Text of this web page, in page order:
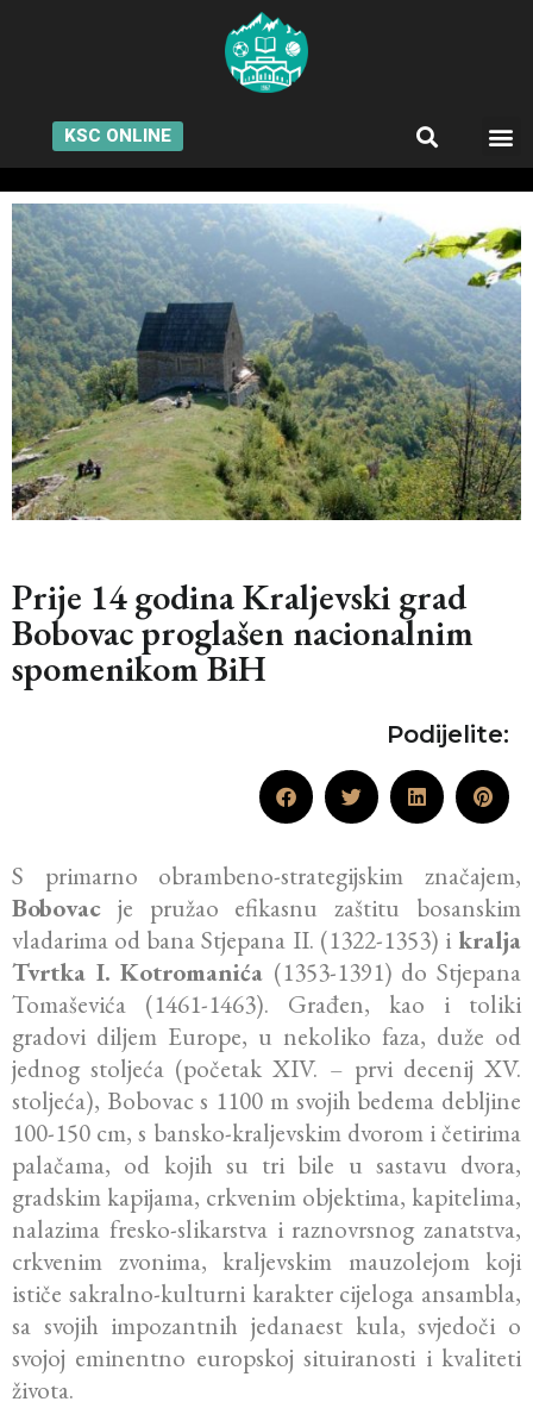
KSC ONLINE
Prije 14 godina Kraljevski grad
Bobovac proglašen nacionalnim
spomenikom BiH
Podijelite:
S primarno obrambeno-strategijskim značajem,
Bobovac je pružao efikasnu zaštitu bosanskim
vladarima od bana Stjepana II. (1322-1353) ikralja
Tvrtka I. Kotromanića (1353-1391) do Stjepana
Tomaševića (1461-1463). Građen, kao i toliki
gradovi diljem Europe, u nekoliko faza, duže od
jednog stoljeća (početak XIV. – prvi decenij XV.
stoljeća), Bobovac s 1100 m svojih bedema debljine
100-150 cm, s bansko-kraljevskim dvorom i četirima
palačama, od kojih su tri bile u sastavu dvora,
gradskim kapijama, crkvenim objektima, kapitelima,
nalazima fresko-slikarstva i raznovrsnog zanatstva,
crkvenim zvonima, kraljevskim mauzolejom koji
ističe sakralno-kulturni karakter cijeloga ansambla,
sa svojih impozantnih jedanaest kula, svjedoči o
svojoj eminentno europskoj situiranosti i kvaliteti
života.